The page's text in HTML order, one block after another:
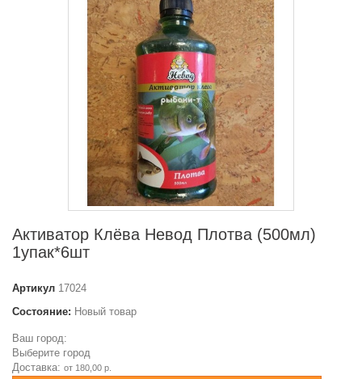
Активатор Клёва Невод Плотва (500мл)
1упак*6шт
Артикул 17024
Состояние: Новый товар
Ваш город:
Выберите город
Доставка: от 180,00 р.